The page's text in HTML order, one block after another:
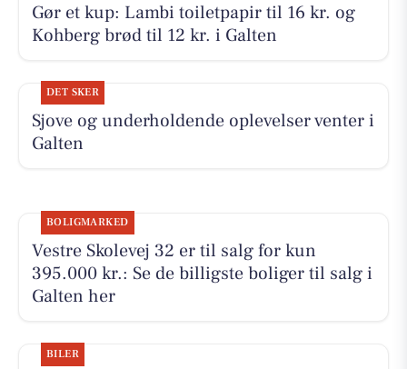
Gør et kup: Lambi toiletpapir til 16 kr. og
Kohberg brød til 12 kr. i Galten
DET SKER
Sjove og underholdende oplevelser venter i
Galten
BOLIGMARKED
Vestre Skolevej 32 er til salg for kun
395.000 kr.: Se de billigste boliger til salg i
Galten her
BILER